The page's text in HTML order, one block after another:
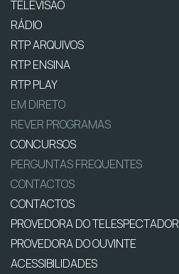
TELEVISÃO
RÁDIO
RTP ARQUIVOS
RTP ENSINA
RTP PLAY
EM DIRETO
REVER PROGRAMAS
CONCURSOS
PERGUNTAS FREQUENTES
CONTACTOS
CONTACTOS
PROVEDORA DO TELESPECTADOR
PROVEDORA DO OUVINTE
ACESSIBILIDADES